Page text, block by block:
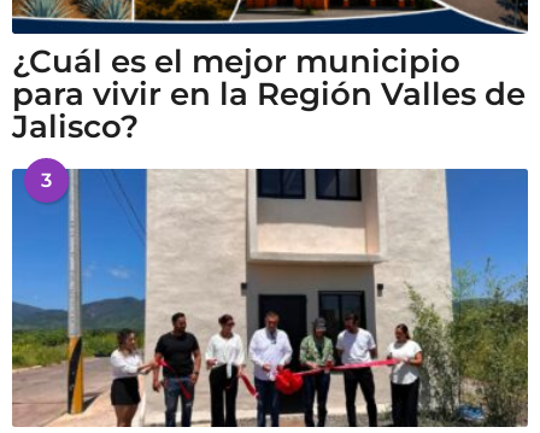
¿Cuál es el mejor municipio
para vivir en la Región Valles de
Jalisco?
3